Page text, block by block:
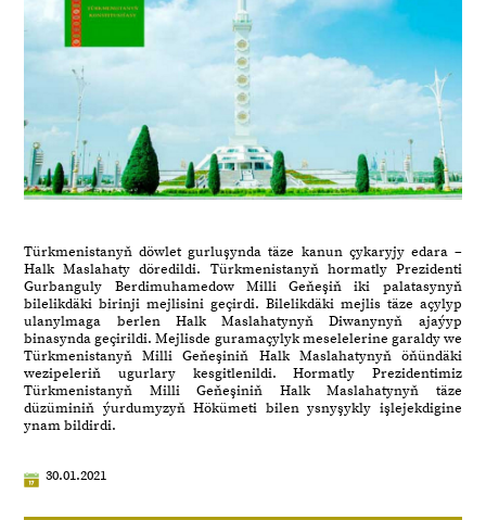
Türkmenistanyň döwlet gurluşynda täze kanun çykaryjy edara –
Halk Maslahaty döredildi. Türkmenistanyň hormatly Prezidenti
Gurbanguly Berdimuhamedow Milli Geňeşiň iki palatasynyň
bilelikdäki birinji mejlisini geçirdi. Bilelikdäki mejlis täze açylyp
ulanylmaga berlen Halk Maslahatynyň Diwanynyň ajaýyp
binasynda geçirildi. Mejlisde guramaçylyk meselelerine garaldy we
Türkmenistanyň Milli Geňeşiniň Halk Maslahatynyň öňündäki
wezipeleriň ugurlary kesgitlenildi. Hormatly Prezidentimiz
Türkmenistanyň Milli Geňeşiniň Halk Maslahatynyň täze
düzüminiň ýurdumyzyň Hökümeti bilen ysnyşykly işlejekdigine
ynam bildirdi.
30.01.2021